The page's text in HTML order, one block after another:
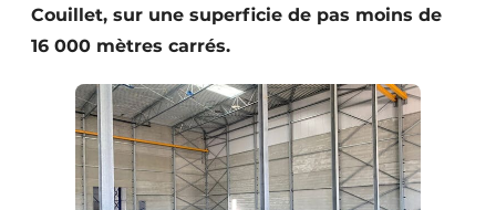
Géotextiles
Infrastructures souterraines et égouttage
Protection solaire
Rénovation
Couillet, sur une superficie de pas moins de
16 000 mètres carrés.